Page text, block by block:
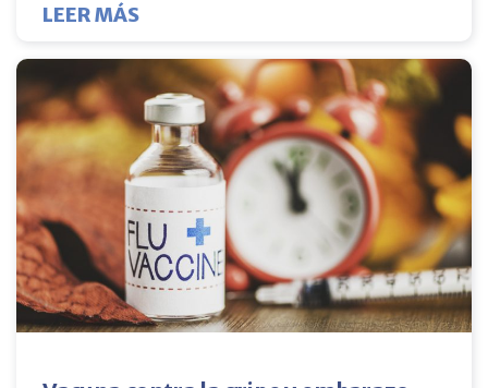
LEER MÁSSOBRE EL TRATAMIENTO DE LA